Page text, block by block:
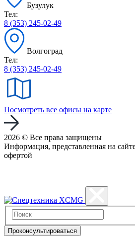
Бузулук
Тел:
8 (353) 245-02-49
Волгоград
Тел:
8 (353) 245-02-49
Посмотреть все офисы на карте
2026 © Все права защищены
Информация, представленная на
офертой
Проконсультироваться